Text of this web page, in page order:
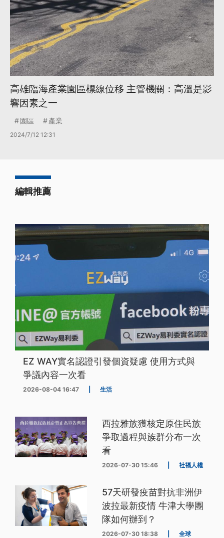
高雄臨海產業園區標線位移 主管機關：高溫是影
響因素之一
園區 產業
2024/7/12 12:31
編輯推薦
EZ WAY實名認證引發個資疑慮 使用方式與
爭議內容一次看
2026-08-04 16:47 生活
西拉雅族獲核定原住民族
爭取過程與族群分布一次
看
2026-07-30 15:46 社福人權
57天研發疫苗對抗非洲伊
波拉最新疫情 牛津大學團
隊如何辦到？
2026-07-30 18:38 全球